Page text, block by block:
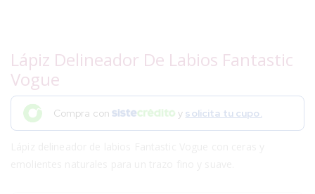
Lápiz Delineador De Labios Fantastic
Vogue
Compra con y solicita tu cupo.